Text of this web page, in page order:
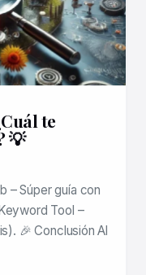
te
💡
– Súper guía con
Tool –
🎉 Conclusión Al